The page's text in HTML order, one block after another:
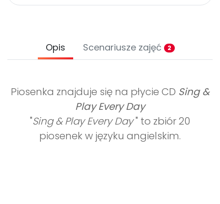
Opis Scenariusze zajęć 2
Piosenka znajduje się na płycie CD Sing &
Play Every Day
"Sing & Play Every Day" to zbiór 20
piosenek w języku angielskim.